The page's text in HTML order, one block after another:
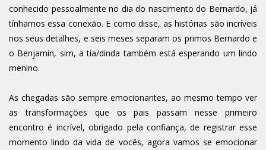
conhecido pessoalmente no dia do nascimento do Bernardo, já
tínhamos essa conexão. E como disse, as histórias são incríveis
nos seus detalhes, e seis meses separam os primos Bernardo e
o Benjamin, sim, a tia/dinda também está esperando um lindo
menino.
As chegadas são sempre emocionantes, ao mesmo tempo ver
as transformações que os pais passam nesse primeiro
encontro é incrível, obrigado pela confiança, de registrar esse
momento lindo da vida de vocês, agora vamos se emocionar